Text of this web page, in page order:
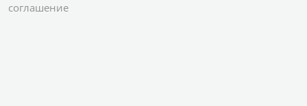
соглашение